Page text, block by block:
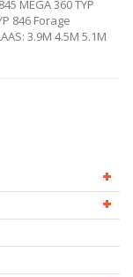
MEGA 360 TYP
846 Forage
3.9M 4.5M 5.1M